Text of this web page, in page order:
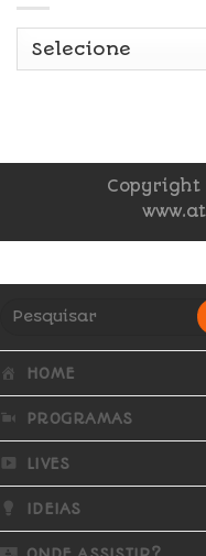
Copyright
HOME
PROGRAMAS
LIVES
IDEIAS